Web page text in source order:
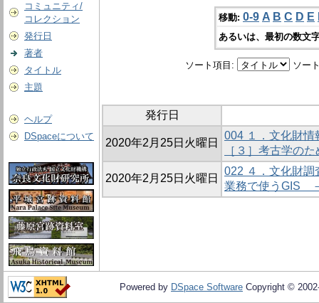
コミュニティ/
コレクション
発行日
著者
タイトル
主題
ヘルプ
DSpaceについて
移動: 0-9 A B C D E
あるいは、最初の数文
ソート項目: ソー
発行日
2020年2月25日火曜日
004 １．文化財情
［３］考古学の
2020年2月25日火曜日
022 ４．文化財調
業務で使うGIS
Powered by DSpace Software Copyright ©